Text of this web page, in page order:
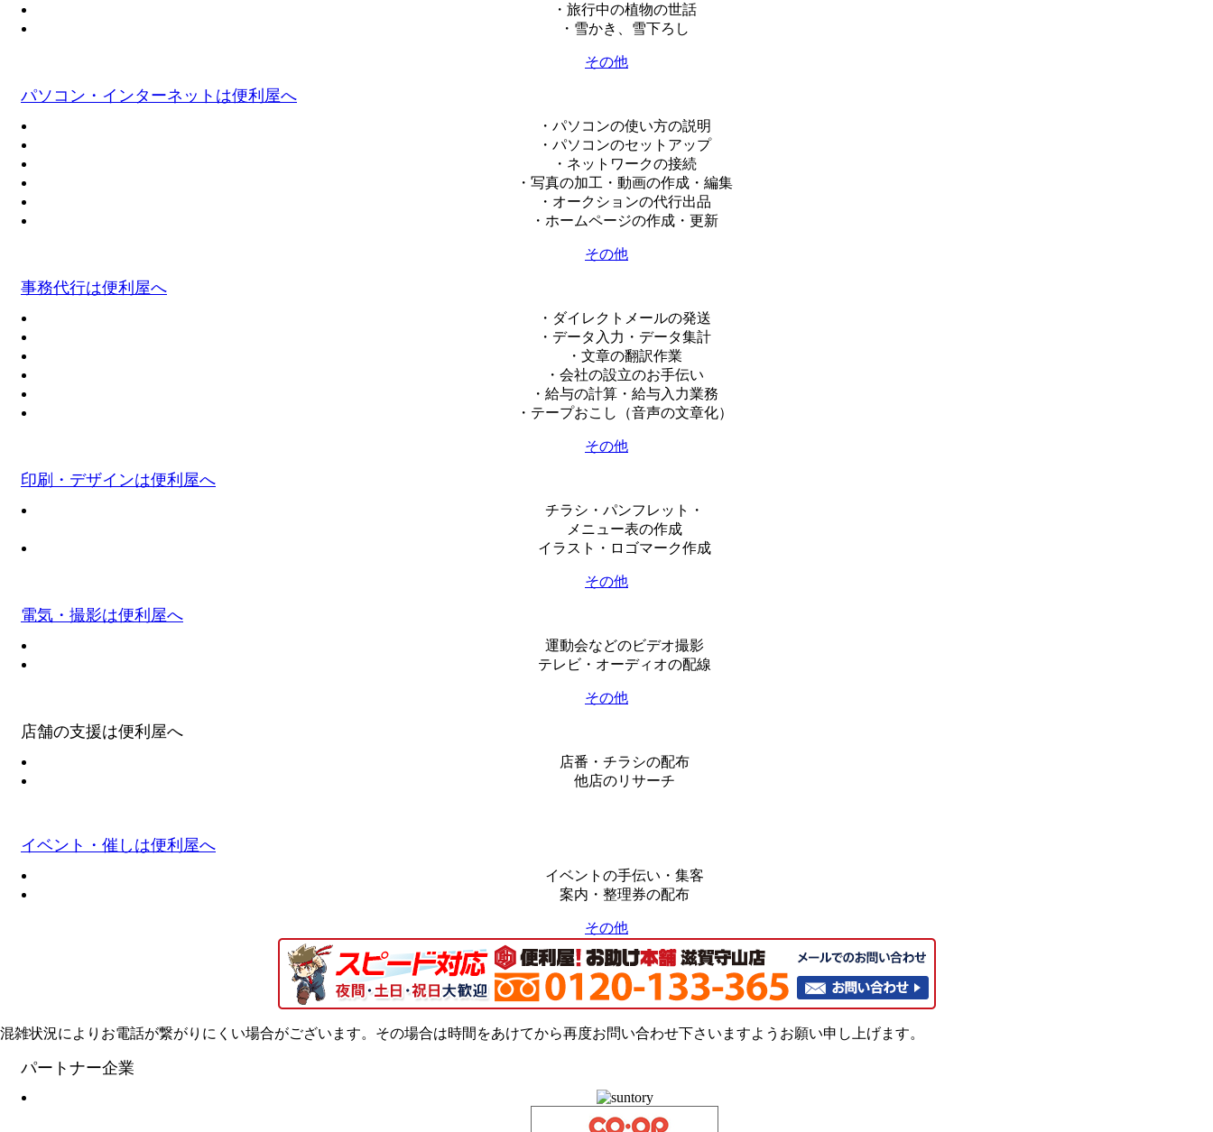
・旅行中の植物の世話
・雪かき、雪下ろし
その他
パソコン・インターネットは便利屋へ
・パソコンの使い方の説明
・パソコンのセットアップ
・ネットワークの接続
・写真の加工・動画の作成・編集
・オークションの代行出品
・ホームページの作成・更新
その他
事務代行は便利屋へ
・ダイレクトメールの発送
・データ入力・データ集計
・文章の翻訳作業
・会社の設立のお手伝い
・給与の計算・給与入力業務
・テープおこし（音声の文章化）
その他
印刷・デザインは便利屋へ
チラシ・パンフレット・
メニュー表の作成
イラスト・ロゴマーク作成
その他
電気・撮影は便利屋へ
運動会などのビデオ撮影
テレビ・オーディオの配線
その他
店舗の支援は便利屋へ
店番・チラシの配布
他店のリサーチ
イベント・催しは便利屋へ
イベントの手伝い・集客
案内・整理券の配布
その他
混雑状況によりお電話が繋がりにくい場合がございます。その場合は時間をあけてから再度お問い合わせ下さいますようお願い申し上げます。
パートナー企業